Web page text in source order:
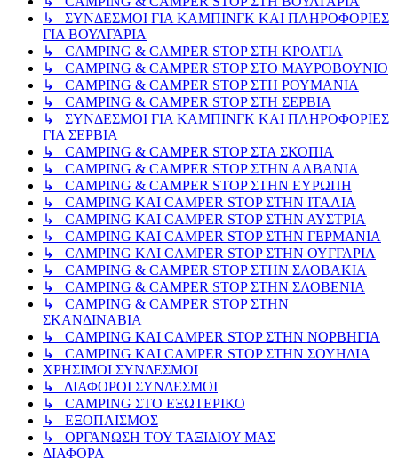
↳ ΣΥΝΔΕΣΜΟΙ ΓΙΑ ΚΑΜΠΙΝΓΚ ΚΑΙ ΠΛΗΡΟΦΟΡΙΕΣ
ΓΙΑ ΒΟΥΛΓΑΡΙΑ
↳ CAMPING & CAMPER STOP ΣΤΗ ΚΡΟΑΤΙΑ
↳ CAMPING & CAMPER STOP ΣΤΟ ΜΑΥΡΟΒΟΥΝΙΟ
↳ CAMPING & CAMPER STOP ΣΤΗ ΡΟΥΜΑΝΙΑ
↳ CAMPING & CAMPER STOP ΣΤΗ ΣΕΡΒΙΑ
↳ ΣΥΝΔΕΣΜΟΙ ΓΙΑ ΚΑΜΠΙΝΓΚ ΚΑΙ ΠΛΗΡΟΦΟΡΙΕΣ
ΓΙΑ ΣΕΡΒΙΑ
↳ CAMPING & CAMPER STOP ΣΤΑ ΣΚΟΠΙΑ
↳ CAMPING & CAMPER STOP ΣΤΗΝ ΑΛΒΑΝΙΑ
↳ CAMPING & CAMPER STOP ΣΤΗΝ ΕΥΡΩΠΗ
↳ CAMPING KAI CAMPER STOP ΣΤΗΝ ΙΤΑΛΙΑ
↳ CAMPING KAI CAMPER STOP ΣΤΗΝ ΑΥΣΤΡΙΑ
↳ CAMPING KAI CAMPER STOP ΣΤΗΝ ΓΕΡΜΑΝΙΑ
↳ CAMPING KAI CAMPER STOP ΣΤΗΝ ΟΥΓΓΑΡΙΑ
↳ CAMPING & CAMPER STOP ΣΤΗΝ ΣΛΟΒΑΚΙΑ
↳ CAMPING & CAMPER STOP ΣΤΗΝ ΣΛΟΒΕΝΙΑ
↳ CAMPING & CAMPER STOP ΣΤΗΝ
ΣΚΑΝΔΙΝΑΒΙΑ
↳ CAMPING KAI CAMPER STOP ΣΤΗΝ ΝΟΡΒΗΓΙΑ
↳ CAMPING KAI CAMPER STOP ΣΤΗΝ ΣΟΥΗΔΙΑ
ΧΡΗΣΙΜΟΙ ΣΥΝΔΕΣΜΟΙ
↳ ΔΙΑΦΟΡΟΙ ΣΥΝΔΕΣΜΟΙ
↳ CAMPING ΣΤΟ ΕΞΩΤΕΡΙΚΟ
↳ ΕΞΟΠΛΙΣΜΟΣ
↳ ΟΡΓΑΝΩΣΗ ΤΟΥ ΤΑΞΙΔΙΟΥ ΜΑΣ
ΔΙΑΦΟΡΑ